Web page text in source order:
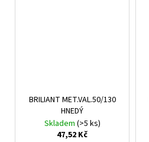
BRILIANT MET.VAL.50/130
HNEDÝ
Skladem (>5 ks)
47,52 Kč